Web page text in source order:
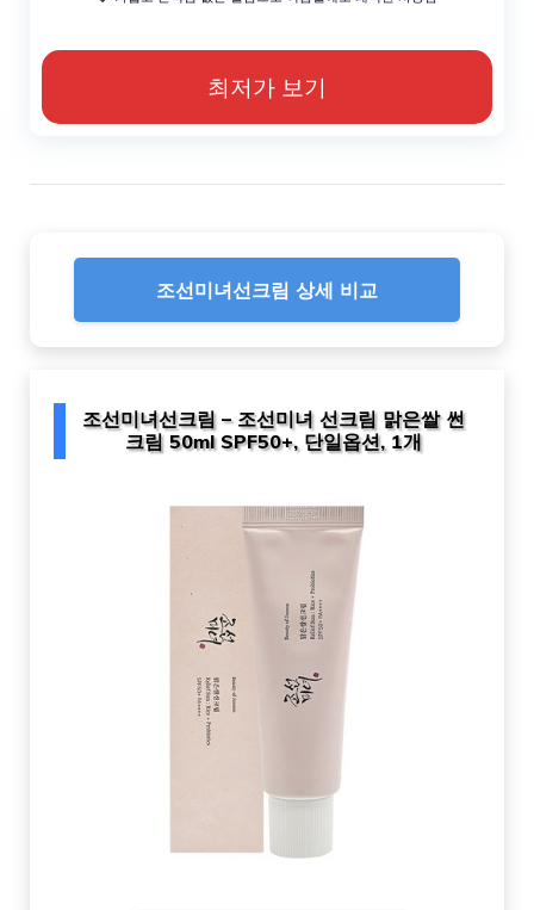
최저가 보기
조선미녀선크림 상세 비교
조선미녀선크림 – 조선미녀 선크림 맑은쌀 썬
크림 50ml SPF50+, 단일옵션, 1개